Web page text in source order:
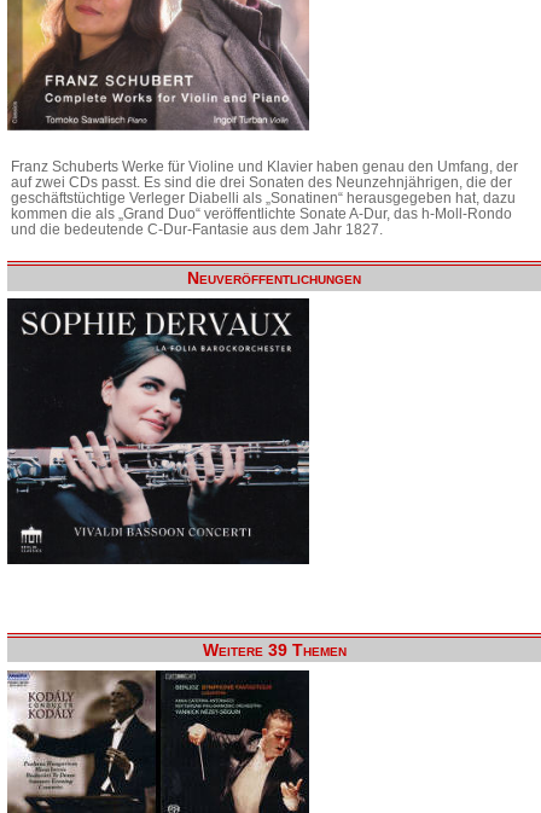
Franz Schuberts Werke für Violine und Klavier haben genau den Umfang, der
auf zwei CDs passt. Es sind die drei Sonaten des Neunzehnjährigen, die der
geschäftstüchtige Verleger Diabelli als „Sonatinen“ herausgegeben hat, dazu
kommen die als „Grand Duo“ veröffentlichte Sonate A-Dur, das h-Moll-Rondo
und die bedeutende C-Dur-Fantasie aus dem Jahr 1827.
Neuveröffentlichungen
Weitere 39 Themen